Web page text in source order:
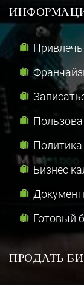
Бизнес
Готовый
ПРОДАТЬ